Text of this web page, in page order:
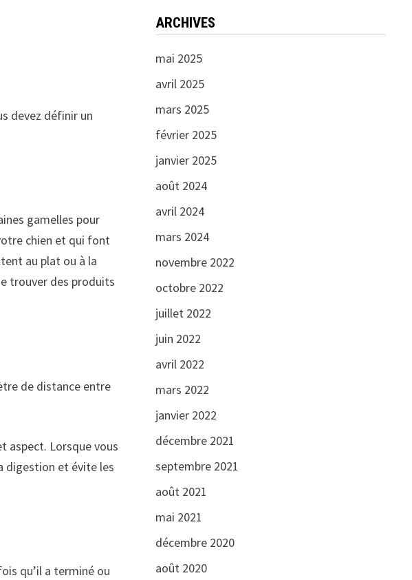
devez définir un
gamelles pour
chien et qui font
au plat ou à la
trouver des produits
de distance entre
aspect. Lorsque vous
digestion et évite les
qu’il a terminé ou
ARCHIVES
mai 2025
avril 2025
mars 2025
février 2025
janvier 2025
août 2024
avril 2024
mars 2024
novembre 2022
octobre 2022
juillet 2022
juin 2022
avril 2022
mars 2022
janvier 2022
décembre 2021
septembre 2021
août 2021
mai 2021
décembre 2020
août 2020